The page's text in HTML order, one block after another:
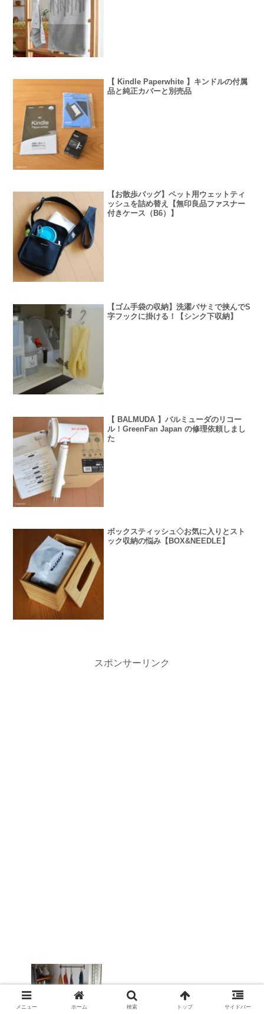
【 Kindle Paperwhite 】キンドルの付属
品と純正カバーと別売品
【お散歩バッグ】ペット用ウェットティ
ッシュを詰め替え【無印良品ファスナー
付きケース（B6）】
【ゴム手袋の収納】洗濯バサミで挟んでS
字フックに掛ける！【シンク下収納】
【 BALMUDA 】バルミューダのリコー
ル！GreenFan Japan の修理依頼しまし
た
ボックスティッシュ◇お気に入りとスト
ック収納の悩み【BOX&NEEDLE】
スポンサーリンク
【エプロン】バッククロスが使いやすい
キャンバス生地のイチゴドロボウ
【William Morris】
メニュー ホーム 検索 トップ サイドバー